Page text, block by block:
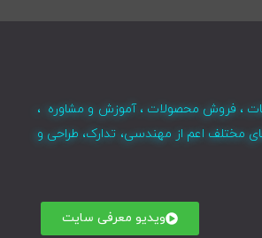
، فروش محصولات ، آموزش و مشاوره ،
مختلف اعم از مهندسی، تدارک، طراحی و
ویدیو معرفی سایت